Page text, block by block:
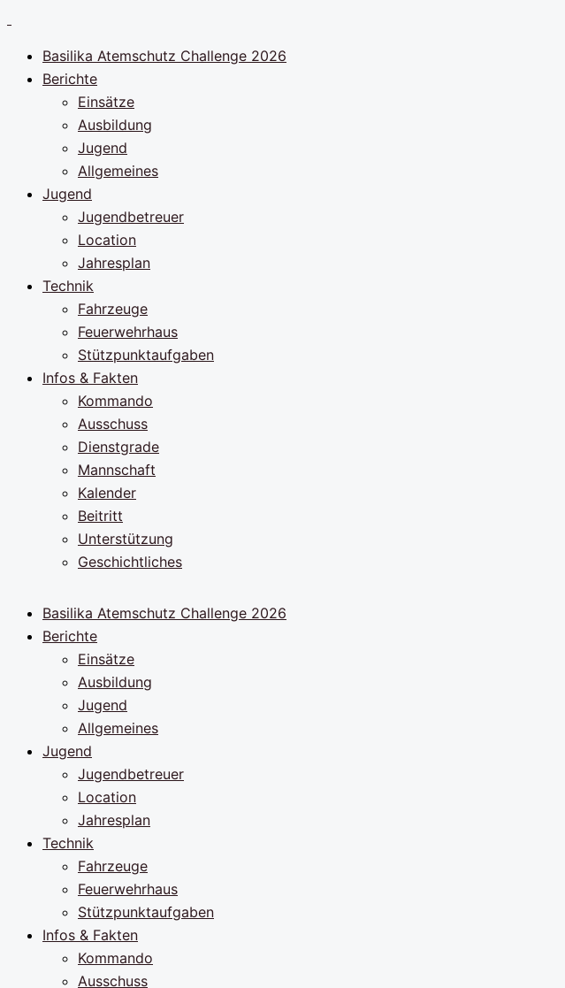
springenBasilika Atemschutz Challenge 2026
Berichte
Einsätze
Ausbildung
Jugend
Allgemeines
Jugend
Jugendbetreuer
Location
Jahresplan
Technik
Fahrzeuge
Feuerwehrhaus
Stützpunktaufgaben
Infos & Fakten
Kommando
Ausschuss
Dienstgrade
Mannschaft
Kalender
Beitritt
Unterstützung
Geschichtliches
Basilika Atemschutz Challenge 2026
Berichte
Einsätze
Ausbildung
Jugend
Allgemeines
Jugend
Jugendbetreuer
Location
Jahresplan
Technik
Fahrzeuge
Feuerwehrhaus
Stützpunktaufgaben
Infos & Fakten
Kommando
Ausschuss